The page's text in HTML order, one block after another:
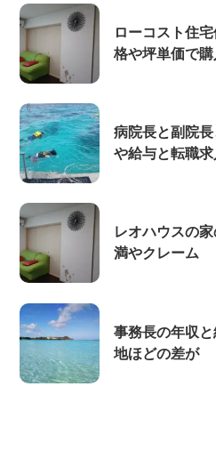
ローコスト住
格や坪単価で
病院長と副院
や給与と転職求
レオハウスの
満やクレーム
事務長の年収
地ほどの差が